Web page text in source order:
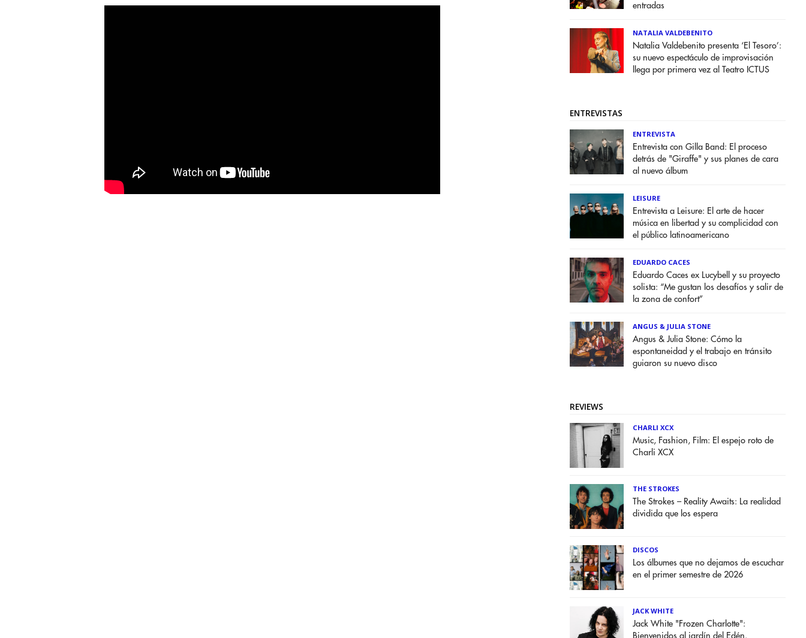
entradas
NATALIA VALDEBENITO
Natalia Valdebenito presenta ‘El Tesoro’:
su nuevo espectáculo de improvisación
llega por primera vez al Teatro ICTUS
ENTREVISTAS
ENTREVISTA
Entrevista con Gilla Band: El proceso
detrás de "Giraffe" y sus planes de cara
al nuevo álbum
LEISURE
Entrevista a Leisure: El arte de hacer
música en libertad y su complicidad con
el público latinoamericano
EDUARDO CACES
Eduardo Caces ex Lucybell y su proyecto
solista: “Me gustan los desafíos y salir de
la zona de confort”
ANGUS & JULIA STONE
Angus & Julia Stone: Cómo la
espontaneidad y el trabajo en tránsito
guiaron su nuevo disco
REVIEWS
CHARLI XCX
Music, Fashion, Film: El espejo roto de
Charli XCX
THE STROKES
The Strokes – Reality Awaits: La realidad
dividida que los espera
DISCOS
Los álbumes que no dejamos de escuchar
en el primer semestre de 2026
JACK WHITE
Jack White "Frozen Charlotte":
Bienvenidos al jardín del Edén.